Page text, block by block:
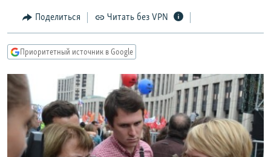
Вернутся
поиску
КАВКАЗ.РЕАЛИИ
СИБИРЬ.РЕАЛИИ
РАСПИСАНИЕ ВЕЩАНИЯ
ПОДПИШИТЕСЬ НА РАССЫЛКУ
СОЦИАЛЬНЫЕ СЕТИ
Поделиться Читать без VPN
Приоритетный источник в Google